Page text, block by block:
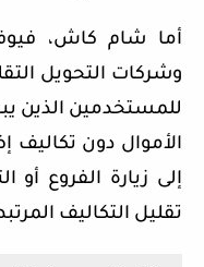
أما شام كاش،
وشركات التحويل
للمستخدمين الذين
الأموال دون تكاليف
إلى زيارة الفروع
تقليل التكاليف